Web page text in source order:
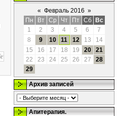
« Февраль 2016 »
Пн
Вт Ср Чт Пт Сб
Вс
1
2 3 4 5 6
7
8
9 10 11 12 13
14
15
16 17 18 19 20
21
22
23 24 25 26 27
28
29
Архив записей
Апитерапия.